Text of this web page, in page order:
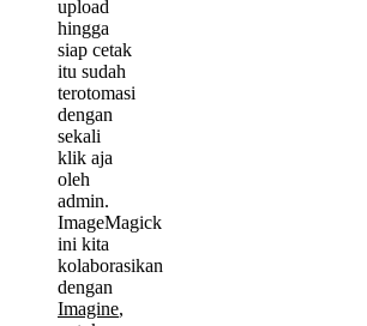
upload
hingga
siap cetak
itu sudah
terotomasi
dengan
sekali
klik aja
oleh
admin.
ImageMagick
ini kita
kolaborasikan
dengan
Imagine,